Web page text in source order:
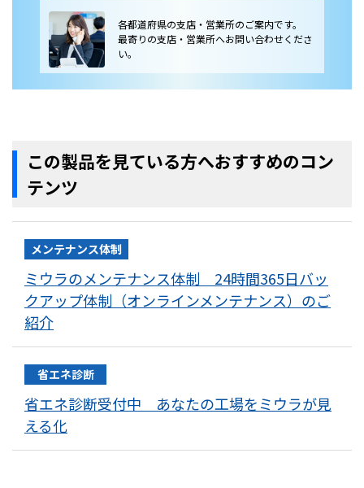
各都道府県の支店・営業所のご案内です。
最寄りの支店・営業所へお問い合わせくださ
い。
この製品を見ている方へおすすめのコン
テンツ
メンテナンス体制
ミウラのメンテナンス体制 24時間365日バッ
クアップ体制（オンラインメンテナンス）のご
紹介
省エネ診断
省エネ診断受付中 あなたの工場をミウラが見
える化